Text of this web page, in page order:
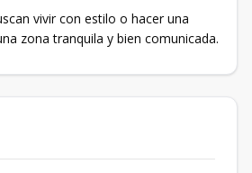
vivir con estilo o hacer una
zona tranquila y bien comunicada.